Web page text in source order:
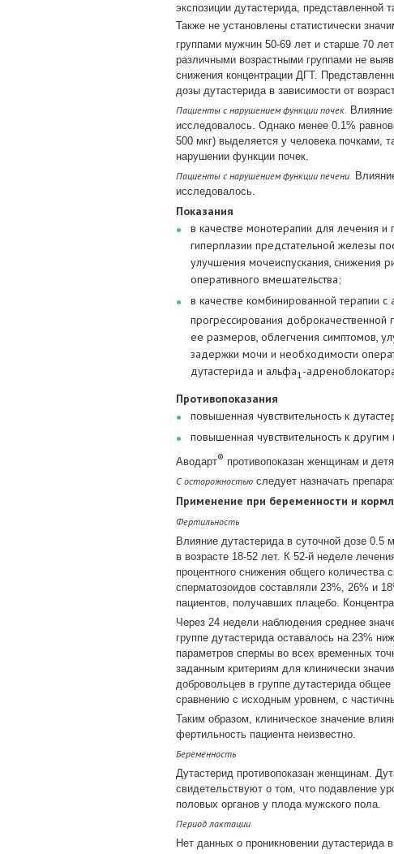
экспозиции дутастерида, представленной
Также не установлены статистически
группами мужчин 50-69 лет и старше 70
различными возрастными группами не
снижения концентрации ДГТ.
дозы дутастерида в зависимости от
Пациенты с нарушением функции почек.
исследовалось. Однако менее 0.1%
500 мкг) выделяется у человека почками,
нарушении функции почек.
Пациенты с нарушением функции печени.
исследовалось.
Показания
в качестве монотерапии для лечения и
гиперплазии предстательной железы
улучшения мочеиспускания, снижения
оперативного вмешательства;
в качестве комбинированной терапии с
прогрессирования
ее размеров, облегчения симптомов,
задержки мочи и необходимости
дутастерида и альфа1 -
Противопоказания
повышенная чувствительность к
повышенная чувствительность к
Аводарт® противопоказан женщинам и
С осторожностью следует назначать
Применение при беременности и
Фертильность
Влияние дутастерида в суточной дозе 0.5
в возрасте 18-52 лет. К 52-й неделе
процентного снижения общего количества
сперматозоидов составляли 23%, 26% и
пациентов, получавших плацебо.
Через 24 недели наблюдения среднее
группе дутастерида оставалось на 23%
параметров спермы во всех временных
заданным критериям для клинически
добровольцев в группе дутастерида
сравнению с исходным уровнем, с
Таким образом, клиническое значение
фертильность пациента неизвестно.
Беременность
Дутастерид противопоказан женщинам.
свидетельствуют о том, что подавление
половых органов у плода мужского пола.
Период лактации
Нет данных о проникновении дутастерида